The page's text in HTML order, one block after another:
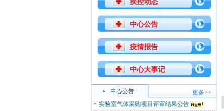
疾控动态
中心公告
疫情报告
中心大事记
更多>>
实验室气体采购项目评审结果公告